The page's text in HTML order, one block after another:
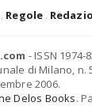
Regole
- ISSN 1974-
di Milano, n.
2006.
Delos Books.